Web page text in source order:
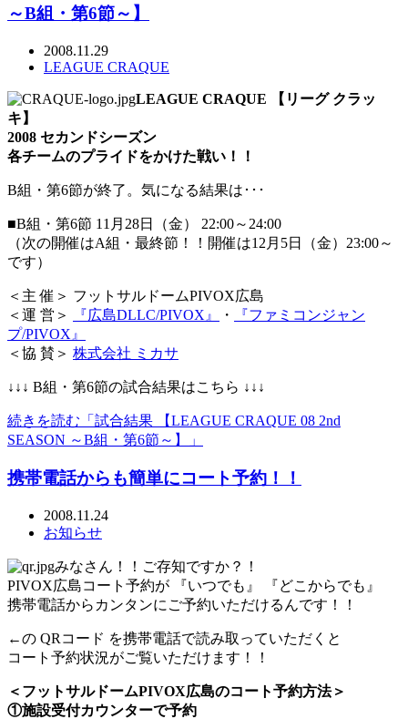
～B組・第6節～】
2008.11.29
LEAGUE CRAQUE
LEAGUE CRAQUE 【リーグ クラッ
キ】
2008 セカンドシーズン
各チームのプライドをかけた戦い！！
B組・第6節が終了。気になる結果は･･･
■B組・第6節 11月28日（金） 22:00～24:00
（次の開催はA組・最終節！！開催は12月5日（金）23:00～
です）
＜主 催＞ フットサルドームPIVOX広島
＜運 営＞
『広島DLLC/PIVOX』 ・
『ファミコンジャン
プ/PIVOX』
＜協 賛＞ 株式会社 ミカサ
↓↓↓ B組・第6節の試合結果はこちら ↓↓↓
続きを読む「試合結果 【LEAGUE CRAQUE 08 2nd
SEASON ～B組・第6節～】」
携帯電話からも簡単にコート予約！！
2008.11.24
お知らせ
みなさん！！ご存知ですか？！
PIVOX広島コート予約が 『いつでも』 『どこからでも』
携帯電話からカンタンにご予約いただけるんです！！
←の QRコード を携帯電話で読み取っていただくと
コート予約状況がご覧いただけます！！
＜フットサルドームPIVOX広島のコート予約方法＞
①施設受付カウンターで予約